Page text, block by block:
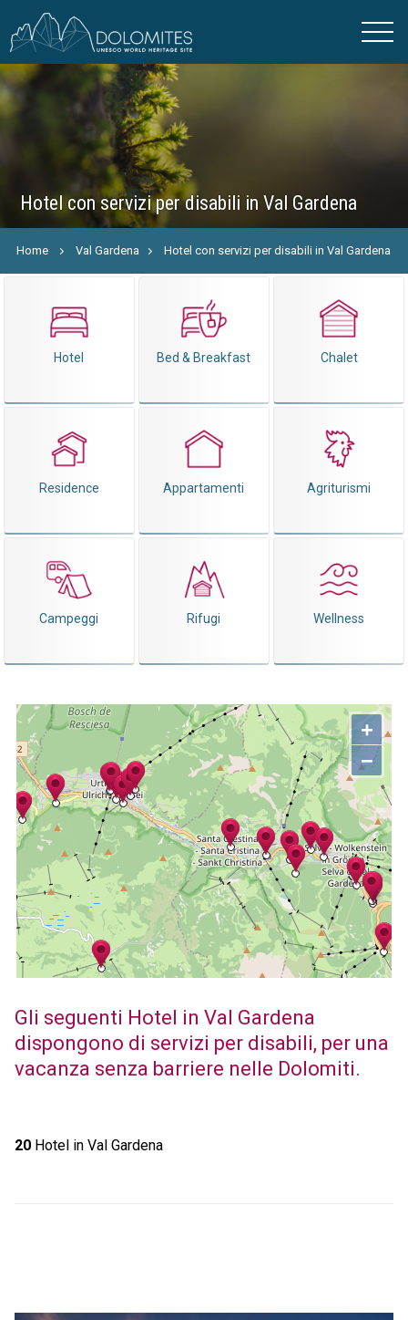
Hotel con servizi per disabili in Val Gardena
Home Val Gardena Hotel con servizi per disabili in Val Gardena
Hotel Bed & Breakfast Chalet
Residence Appartamenti Agriturismi
Campeggi Rifugi Wellness
+
−
Gli seguenti Hotel in Val Gardena
dispongono di servizi per disabili, per una
vacanza senza barriere nelle Dolomiti.
20Hotel in Val Gardena